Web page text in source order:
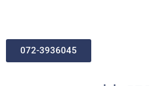
072-3936045